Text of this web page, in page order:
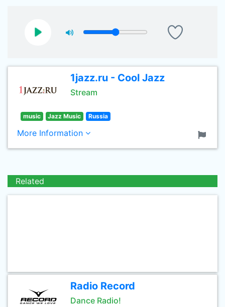
1jazz.ru - Cool Jazz
Stream
music Jazz Music Russia
More Information
Related
Radio Record
Dance Radio!